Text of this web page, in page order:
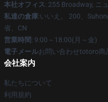
本社オフィス: 255 Broadway, ニ
私達の倉庫:いいえ。 200、
省、CN
営業時間: 9:00～18:00(月～金)
電子メールお問い合わせtotoro商
会社案内
私たちについて
利用規約